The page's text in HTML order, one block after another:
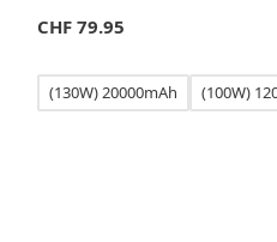
CHF 79.95
(130W) 20000mAh (100W)